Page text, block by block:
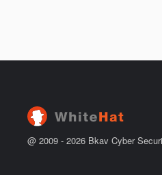
@ 2009 - 2026 Bkav Cyber